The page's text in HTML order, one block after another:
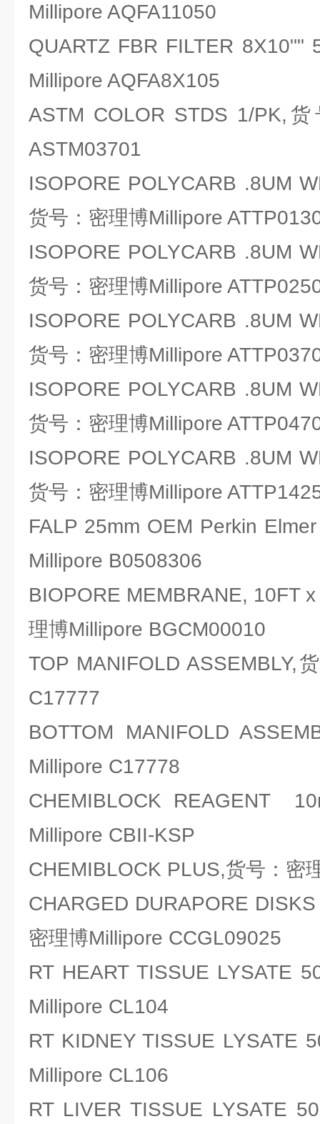
Millipore AQFA11050
QUARTZ FBR FILTER
Millipore AQFA8X105
ASTM COLOR STDS 1/PK,
ASTM03701
ISOPORE POLYCARB .8UM
货号：密理博Millipore
ISOPORE POLYCARB .8UM
货号：密理博Millipore
ISOPORE POLYCARB .8UM
货号：密理博Millipore
ISOPORE POLYCARB .8UM
货号：密理博Millipore
ISOPORE POLYCARB .8UM
货号：密理博Millipore
FALP 25mm OEM Perkin
Millipore B0508306
BIOPORE MEMBRANE, 10FT
理博Millipore BGCM00010
TOP MANIFOLD ASSEMBLY,
C17777
BOTTOM MANIFOLD
Millipore C17778
CHEMIBLOCK REAGENT
Millipore CBII-KSP
CHEMIBLOCK PLUS,货号：密
CHARGED DURAPORE
密理博Millipore CCGL09025
RT HEART TISSUE LYSATE
Millipore CL104
RT KIDNEY TISSUE LYSATE
Millipore CL106
RT LIVER TISSUE LYSATE